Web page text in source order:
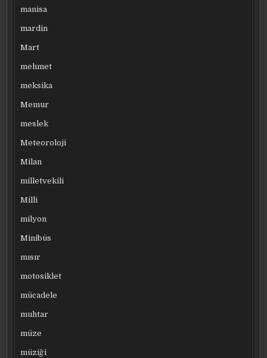
manisa
mardin
Mart
mehmet
meksika
Memur
meslek
Meteoroloji
Milan
milletvekili
Milli
milyon
Minibüs
mısır
motosiklet
mücadele
muhtar
müze
müziği